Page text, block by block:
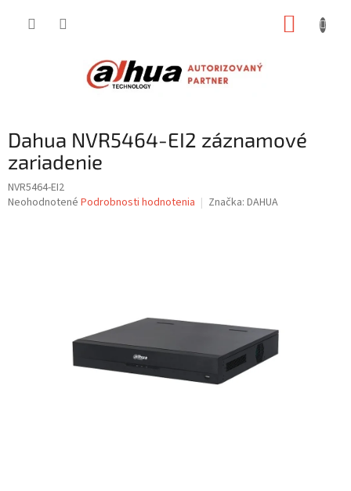
Dahua NVR5464-EI2 záznamové
zariadenie
NVR5464-EI2
Priemerné
Neohodnotené Podrobnosti hodnotenia Značka: DAHUA